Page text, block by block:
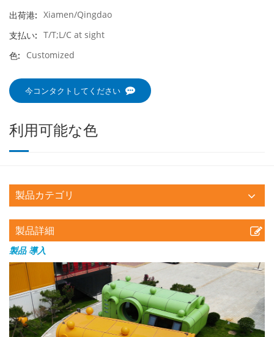
出荷港: Xiamen/Qingdao
支払い: T/T;L/C at sight
色:
Customized
今コンタクトしてください
利用可能な色
製品カテゴリ
製品詳細
製品 導入